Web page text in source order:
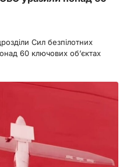
Сил безпілотних
60 ключових об’єктах